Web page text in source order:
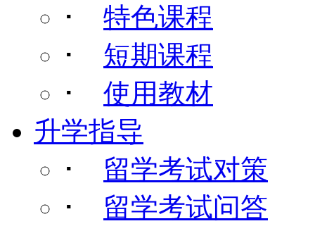
･ 特色课程
･ 短期课程
･ 使用教材
升学指导
･ 留学考试对策
･ 留学考试问答